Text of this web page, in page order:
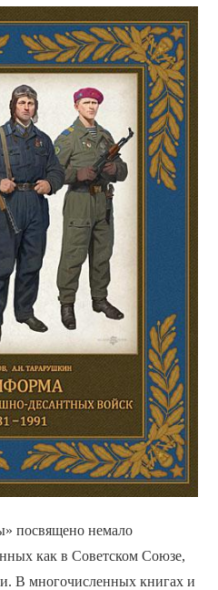
посвящено немало
как в Советском Союзе,
В многочисленных книгах и